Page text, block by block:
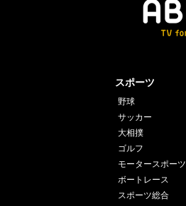
スポーツ
野球
サッカー
大相撲
ゴルフ
モータースポーツ
ボートレース
スポーツ総合